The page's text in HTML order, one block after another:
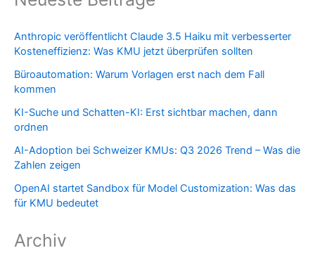
Anthropic veröffentlicht Claude 3.5 Haiku mit verbesserter
Kosteneffizienz: Was KMU jetzt überprüfen sollten
Büroautomation: Warum Vorlagen erst nach dem Fall
kommen
KI-Suche und Schatten-KI: Erst sichtbar machen, dann
ordnen
AI-Adoption bei Schweizer KMUs: Q3 2026 Trend – Was die
Zahlen zeigen
OpenAI startet Sandbox für Model Customization: Was das
für KMU bedeutet
Archiv